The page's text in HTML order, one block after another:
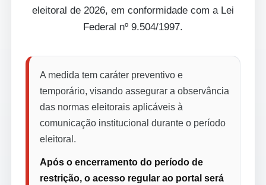
eleitoral de 2026, em conformidade com a Lei
Federal nº 9.504/1997.
A medida tem caráter preventivo e
temporário, visando assegurar a observância
das normas eleitorais aplicáveis à
comunicação institucional durante o período
eleitoral.
Após o encerramento do período de
restrição, o acesso regular ao portal será